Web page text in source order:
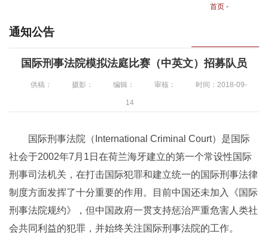
首页 -
通知公告
国际刑事法院模拟法庭比赛（中英文）招募队员
供稿： 摄影： 编辑： 审核： 时间：2018-09-
14
国际刑事法院（International Criminal Court）是国际
社会于2002年7月1日在荷兰海牙建立的第一个常设性国际
刑事司法机关，在打击国际犯罪和建立统一的国际刑事法律
制度方面发挥了十分重要的作用。目前中国还未加入《国际
刑事法院规约》，但中国政府一贯支持惩治严重危害人类社
会共同利益的犯罪，并始终关注国际刑事法院的工作。